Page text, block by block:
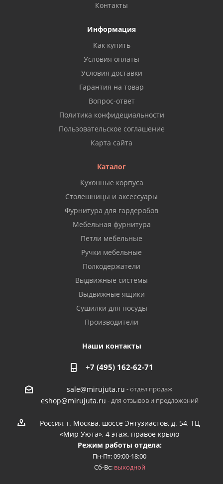
Контакты
Информация
Как купить
Условия оплаты
Условия доставки
Гарантия на товар
Вопрос-ответ
Политика конфидециальности
Пользовательское соглашение
Карта сайта
Каталог
Кухонные корпуса
Столешницы и аксессуары
Фурнитура для гардеробов
Мебельная фурнитура
Петли мебельные
Ручки мебельные
Полкодержатели
Выдвижные системы
Выдвижные ящики
Сушилки для посуды
Производители
Наши контакты
+7 (495) 162-62-71
sale@mirujuta.ru - отдел продаж
eshop@mirujuta.ru - для отзывов и предложений
Россия, г. Москва, шоссе Энтузиастов, д. 54, ТЦ
«Мир Уюта», 4 этаж, правое крыло
Режим работы отдела:
Пн-Пт: 09:00-18:00
Сб-Вс: выходной